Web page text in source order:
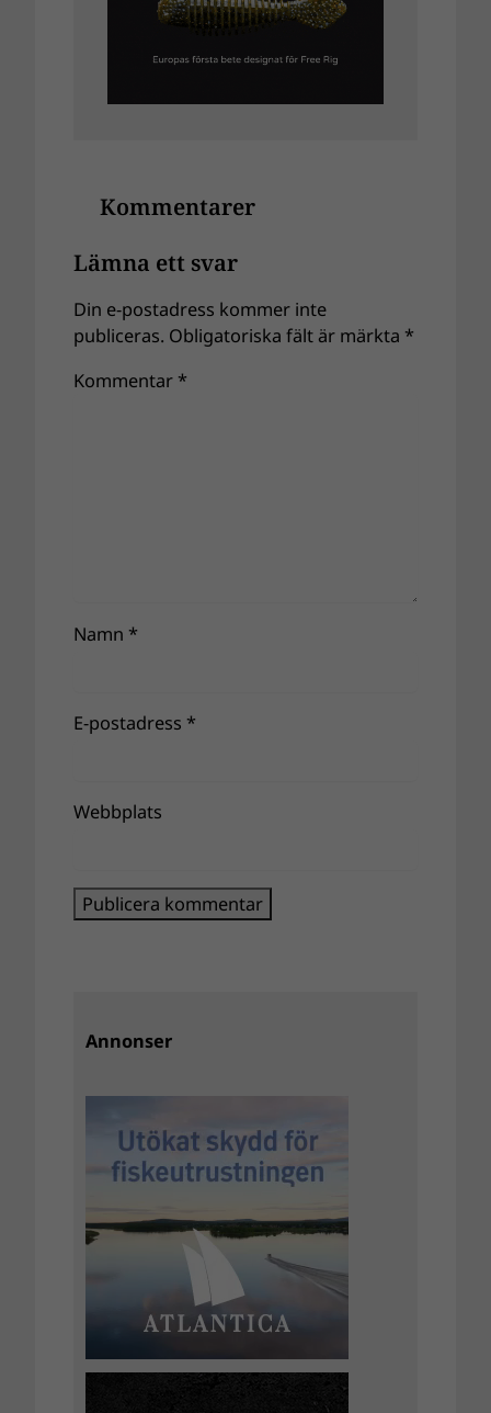
Kommentarer
Lämna ett svar
Din e-postadress kommer inte
publiceras. Obligatoriska fält är märkta *
Kommentar *
Namn *
E-postadress *
Webbplats
Annonser